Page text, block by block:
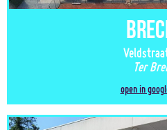
Ter
open in